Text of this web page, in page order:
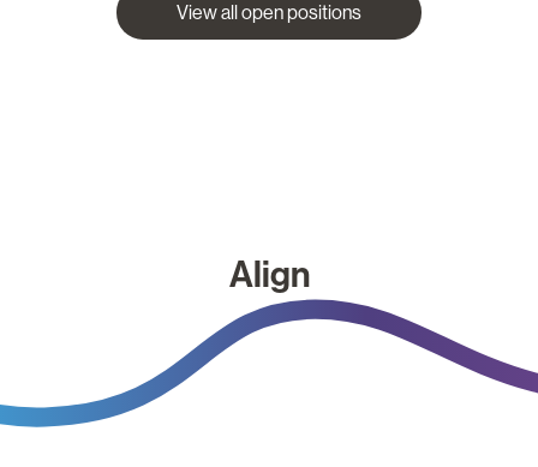
View all open positions
Align